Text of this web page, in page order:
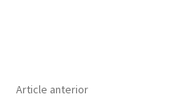
Article anterior